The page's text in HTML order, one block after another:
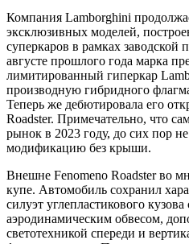
Компания Lamborghini
эксклюзивных моделей,
суперкаров в рамках
августе прошлого года марка
лимитированный гиперкар
производную гибридного
Теперь же дебютировала его
Roadster. Примечательно, что
рынок в 2023 году, до сих пор
модификацию без крыши.
Внешне Fenomeno Roadster во
купе. Автомобиль сохранил
силуэт углепластикового
аэродинамическим обвесом,
светотехникой спереди и